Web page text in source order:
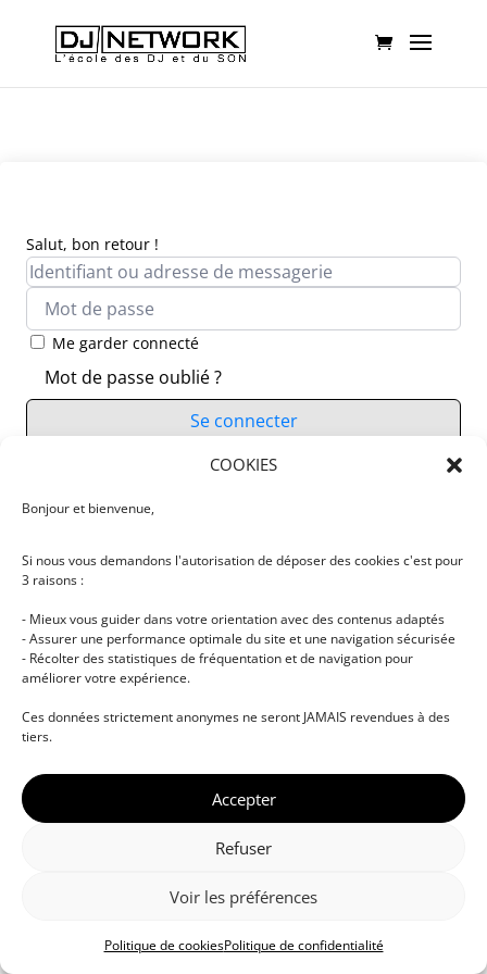
COOKIES
Bonjour et bienvenue,
Si nous vous demandons l'autorisation de déposer des cookies c'est pour
3 raisons :
- Mieux vous guider dans votre orientation avec des contenus adaptés
- Assurer une performance optimale du site et une navigation sécurisée
- Récolter des statistiques de fréquentation et de navigation pour
améliorer votre expérience.
Ces données strictement anonymes ne seront JAMAIS revendues à des
tiers.
Accepter
Refuser
Voir les préférences
Politique de cookiesPolitique de confidentialité
Salut, bon retour !
Me garder connecté
Mot de passe oublié ?
Se connecter
Vous n’avez pas de compte ?
musicale • Certifications professionnelles • Paris •